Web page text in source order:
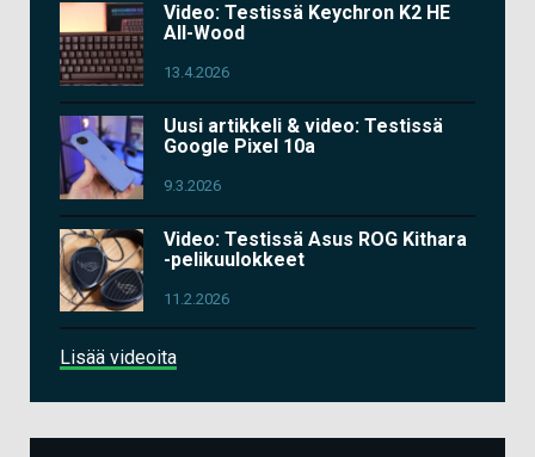
Video: Testissä Keychron K2 HE
All-Wood
13.4.2026
Uusi artikkeli & video: Testissä
Google Pixel 10a
9.3.2026
Video: Testissä Asus ROG Kithara
-pelikuulokkeet
11.2.2026
Lisää videoita